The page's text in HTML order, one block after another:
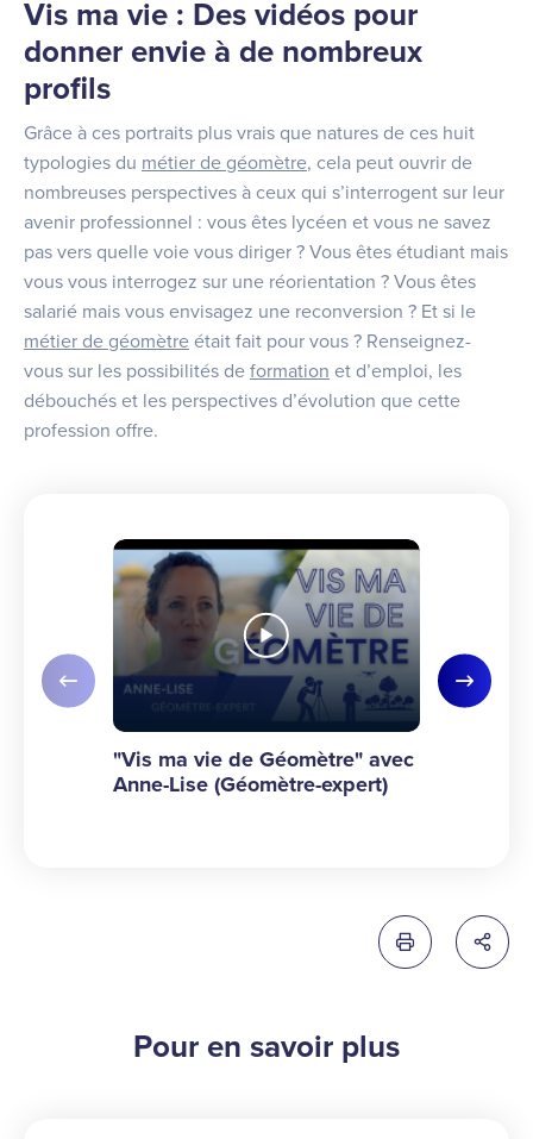
Vis ma vie : Des vidéos pour
donner envie à de nombreux
profils
Grâce à ces portraits plus vrais que natures de ces huit
typologies du métier de géomètre, cela peut ouvrir de
nombreuses perspectives à ceux qui s’interrogent sur leur
avenir professionnel : vous êtes lycéen et vous ne savez
pas vers quelle voie vous diriger ? Vous êtes étudiant mais
vous vous interrogez sur une réorientation ? Vous êtes
salarié mais vous envisagez une reconversion ? Et si le
métier de géomètre était fait pour vous ? Renseignez-
vous sur les possibilités de formation et d’emploi, les
débouchés et les perspectives d’évolution que cette
profession offre.
Slide précédente Slide
"Vis ma vie de Géomètre" avec Anne-Lise
"Vis ma vie de Géomètre" avec
Anne-Lise (Géomètre-expert)
Imprimer cette
Pour en savoir plus